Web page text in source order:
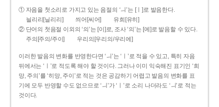
① 자음을 첫소리로 가지고 있는 음절의 ‘ㅢ’는 [ㅣ]로 발음한다.
늴리리[닐리리]
씌어[씨어]
유희[유히]
② 단어의 첫음절 이외의 ‘의’는 [이]로, 조사 ‘의’는 [에]로 발음할 수 있다.
주의[주의/주이]
우리의[우리의/우리에]
이러한 발음의 변화를 반영한다면 ‘ㅢ’는 ‘ㅣ’로 적을 수 있고, 특히 자음
뒤에서는 ‘ㅣ’로 적도록 해야 할 것이다. 그러나 이미 익숙해진 표기인 ‘희
망, 주의’를 ‘히망, 주이’로 적는 것은 공감하기 어렵고 발음의 변화를 표
기에 모두 반영할 수도 없으므로 ‘ㅢ’가 ‘ㅣ’로 소리 나더라도 ‘ㅢ’로 적는
것이다.